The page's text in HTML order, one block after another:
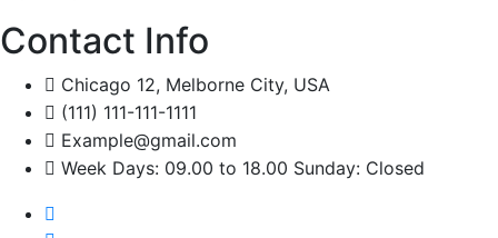
Contact Info
Chicago 12, Melborne City, USA
(111) 111-111-1111
Example@gmail.com
Week Days: 09.00 to 18.00 Sunday: Closed